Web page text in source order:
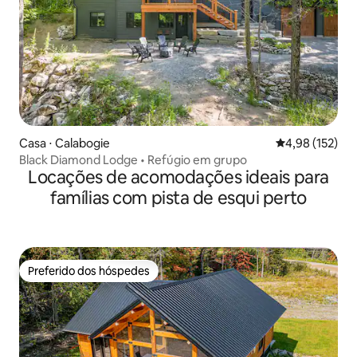
Casa ⋅ Calabogie 4,98 de uma
4,98 (152)
Black Diamond Lodge • Refúgio em grupo
Locações de acomodações ideais para
famílias com pista de esqui perto
Preferido dos hóspedes
Preferido dos hóspedes